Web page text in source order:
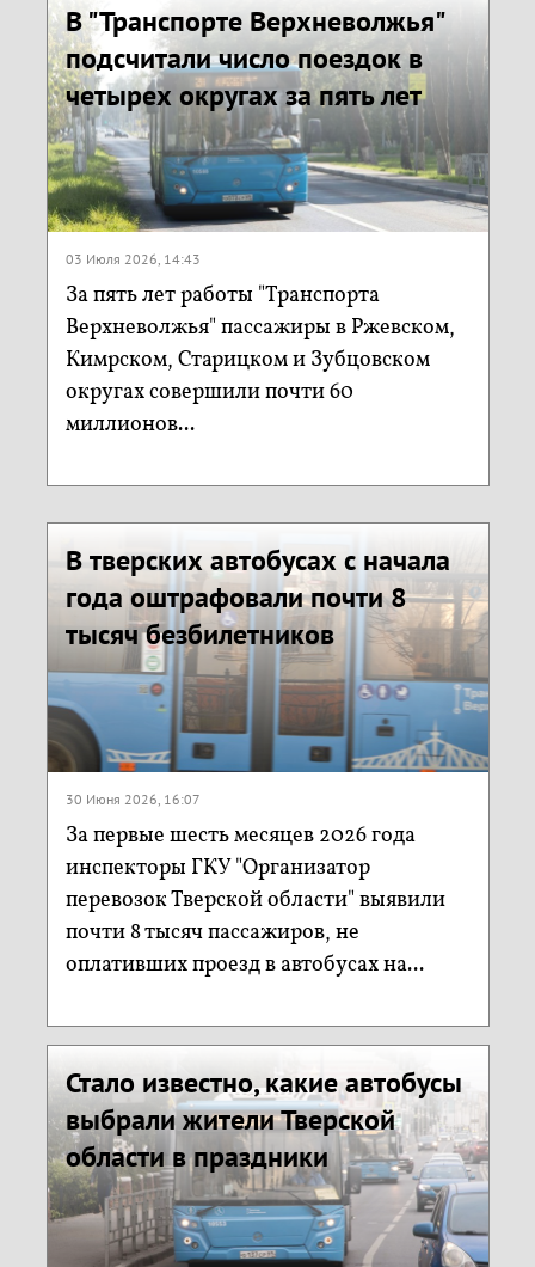
В "Транспорте Верхневолжья"
подсчитали число поездок в
четырех округах за пять лет
03 Июля 2026, 14:43
За пять лет работы "Транспорта
Верхневолжья" пассажиры в Ржевском,
Кимрском, Старицком и Зубцовском
округах совершили почти 60
миллионов...
В тверских автобусах с начала
года оштрафовали почти 8
тысяч безбилетников
30 Июня 2026, 16:07
За первые шесть месяцев 2026 года
инспекторы ГКУ "Организатор
перевозок Тверской области" выявили
почти 8 тысяч пассажиров, не
оплативших проезд в автобусах на...
Стало известно, какие автобусы
выбрали жители Тверской
области в праздники